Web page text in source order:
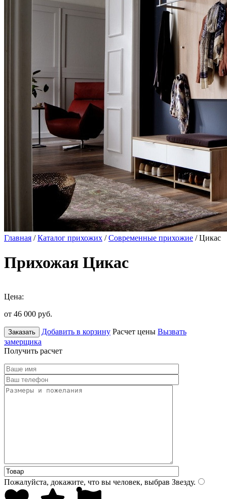
Главная /Каталог прихожих /Современные прихожие / Цикас
Прихожая Цикас
Цена:
от 46 000 руб.
Заказать Добавить в корзину Расчет цены Вызвать
замерщика
Получить расчет
Пожалуйста, докажите, что вы человек, выбрав Звезду.